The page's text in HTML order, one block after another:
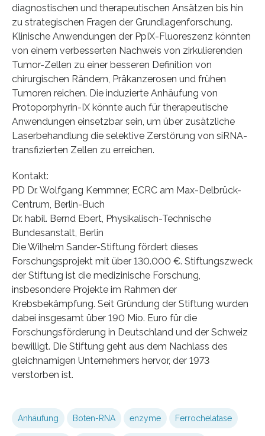
diagnostischen und therapeutischen Ansätzen bis hin
zu strategischen Fragen der Grundlagenforschung.
Klinische Anwendungen der PpIX-Fluoreszenz könnten
von einem verbesserten Nachweis von zirkulierenden
Tumor-Zellen zu einer besseren Definition von
chirurgischen Rändern, Präkanzerosen und frühen
Tumoren reichen. Die induzierte Anhäufung von
Protoporphyrin-IX könnte auch für therapeutische
Anwendungen einsetzbar sein, um über zusätzliche
Laserbehandlung die selektive Zerstörung von siRNA-
transfizierten Zellen zu erreichen.
Kontakt:
PD Dr. Wolfgang Kemmner, ECRC am Max-Delbrück-
Centrum, Berlin-Buch
Dr. habil. Bernd Ebert, Physikalisch-Technische
Bundesanstalt, Berlin
Die Wilhelm Sander-Stiftung fördert dieses
Forschungsprojekt mit über 130.000 €. Stiftungszweck
der Stiftung ist die medizinische Forschung,
insbesondere Projekte im Rahmen der
Krebsbekämpfung. Seit Gründung der Stiftung wurden
dabei insgesamt über 190 Mio. Euro für die
Forschungsförderung in Deutschland und der Schweiz
bewilligt. Die Stiftung geht aus dem Nachlass des
gleichnamigen Unternehmers hervor, der 1973
verstorben ist.
Anhäufung Boten-RNA enzyme Ferrochelatase